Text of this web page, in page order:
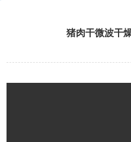
猪肉干微波干